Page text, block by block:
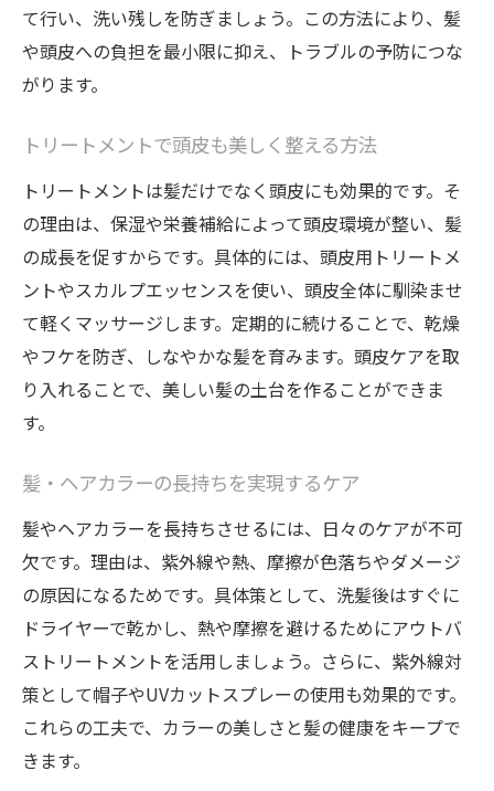
て行い、洗い残しを防ぎましょう。この方法により、髪
や頭皮への負担を最小限に抑え、トラブルの予防につな
がります。
トリートメントで頭皮も美しく整える方法
トリートメントは髪だけでなく頭皮にも効果的です。そ
の理由は、保湿や栄養補給によって頭皮環境が整い、髪
の成長を促すからです。具体的には、頭皮用トリートメ
ントやスカルプエッセンスを使い、頭皮全体に馴染ませ
て軽くマッサージします。定期的に続けることで、乾燥
やフケを防ぎ、しなやかな髪を育みます。頭皮ケアを取
り入れることで、美しい髪の土台を作ることができま
す。
髪・ヘアカラーの長持ちを実現するケア
髪やヘアカラーを長持ちさせるには、日々のケアが不可
欠です。理由は、紫外線や熱、摩擦が色落ちやダメージ
の原因になるためです。具体策として、洗髪後はすぐに
ドライヤーで乾かし、熱や摩擦を避けるためにアウトバ
ストリートメントを活用しましょう。さらに、紫外線対
策として帽子やUVカットスプレーの使用も効果的です。
これらの工夫で、カラーの美しさと髪の健康をキープで
きます。